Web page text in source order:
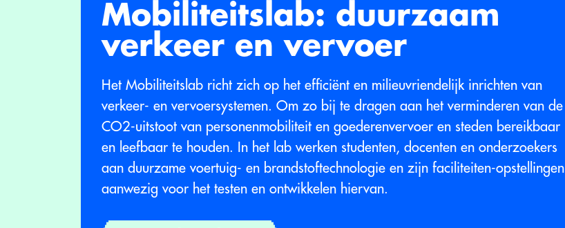
Mobiliteitslab: duurzaam
verkeer en vervoer
Het Mobiliteitslab richt zich op het efficiënt en milieuvriendelijk inrichten van
verkeer- en vervoersystemen. Om zo bij te dragen aan het verminderen van de
CO2-uitstoot van personenmobiliteit en goederenvervoer en steden bereikbaar
en leefbaar te houden. In het lab werken studenten, docenten en onderzoekers
aan duurzame voertuig- en brandstoftechnologie en zijn faciliteiten-opstellingen
aanwezig voor het testen en ontwikkelen hiervan.